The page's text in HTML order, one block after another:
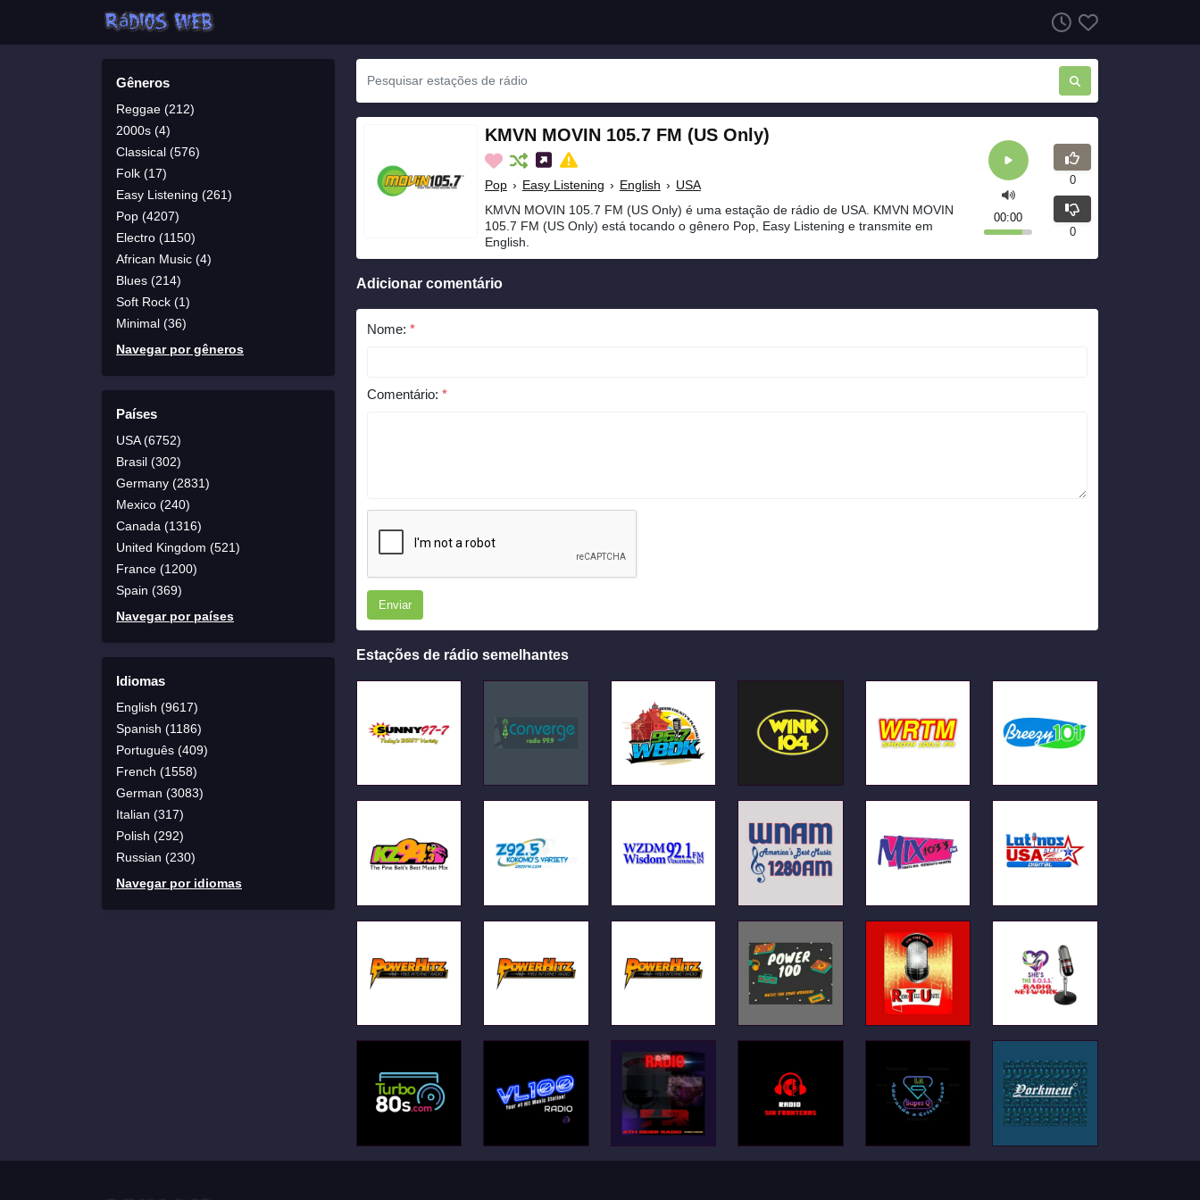
Gêneros
Reggae (212)
2000s (4)
Classical (576)
Folk (17)
Easy Listening (261)
Pop (4207)
Electro (1150)
African Music (4)
Blues (214)
Soft Rock (1)
Minimal (36)
Navegar por gêneros
Países
USA (6752)
Brasil (302)
Germany (2831)
Mexico (240)
Canada (1316)
United Kingdom (521)
France (1200)
Spain (369)
Navegar por países
Idiomas
English (9617)
Spanish (1186)
Português (409)
French (1558)
German (3083)
Italian (317)
Polish (292)
Russian (230)
Navegar por idiomas
KMVN MOVIN 105.7 FM (US Only)
Pop › Easy Listening › English › USA
KMVN MOVIN 105.7 FM (US Only) é uma estação de rádio de USA. KMVN MOVIN
105.7 FM (US Only) está tocando o gênero Pop, Easy Listening e transmite em
English.
00:00
0
0
Adicionar comentário
Nome: *
Comentário: *
Enviar
Estações de rádio semelhantes